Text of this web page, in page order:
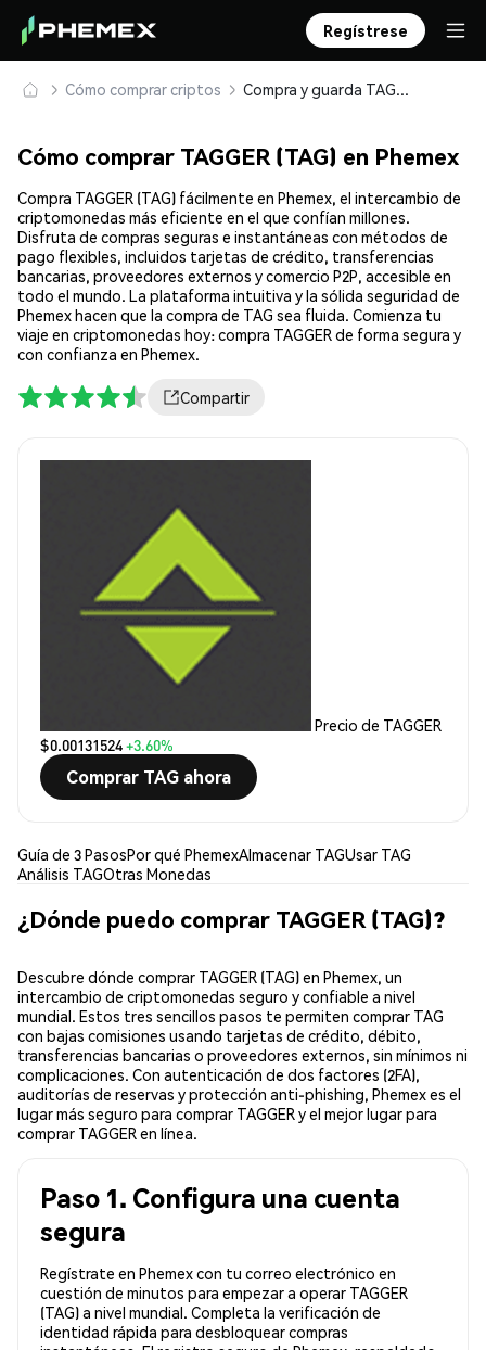
Regístrese
Cómo comprar criptos Compra y guarda TAGGER (TAG) de forma segura
Cómo comprar TAGGER (TAG) en Phemex
Compra TAGGER (TAG) fácilmente en Phemex, el intercambio de
criptomonedas más eficiente en el que confían millones.
Disfruta de compras seguras e instantáneas con métodos de
pago flexibles, incluidos tarjetas de crédito, transferencias
bancarias, proveedores externos y comercio P2P, accesible en
todo el mundo. La plataforma intuitiva y la sólida seguridad de
Phemex hacen que la compra de TAG sea fluida. Comienza tu
viaje en criptomonedas hoy: compra TAGGER de forma segura y
con confianza en Phemex.
Compartir
Precio de TAGGER
$0.00131524+3.60%
Comprar TAG ahora
Guía de 3 PasosPor qué PhemexAlmacenar TAGUsar TAG
Análisis TAGOtras Monedas
¿Dónde puedo comprar TAGGER (TAG)?
Descubre dónde comprar TAGGER (TAG) en Phemex, un
intercambio de criptomonedas seguro y confiable a nivel
mundial. Estos tres sencillos pasos te permiten comprar TAG
con bajas comisiones usando tarjetas de crédito, débito,
transferencias bancarias o proveedores externos, sin mínimos ni
complicaciones. Con autenticación de dos factores (2FA),
auditorías de reservas y protección anti-phishing, Phemex es el
lugar más seguro para comprar TAGGER y el mejor lugar para
comprar TAGGER en línea.
Paso 1. Configura una cuenta
segura
Regístrate en Phemex con tu correo electrónico en
cuestión de minutos para empezar a operar TAGGER
(TAG) a nivel mundial. Completa la verificación de
identidad rápida para desbloquear compras